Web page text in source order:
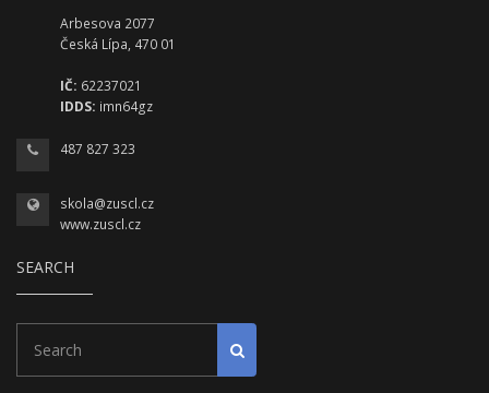
Arbesova 2077
Česká Lípa, 470 01
IČ: 62237021
IDDS: imn64gz
487 827 323
skola@zuscl.cz
www.zuscl.cz
SEARCH
Start search